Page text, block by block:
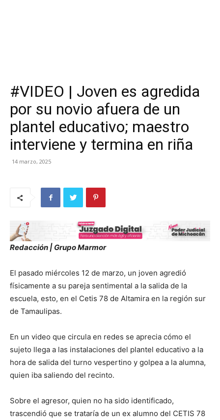
#VIDEO | Joven es agredida
por su novio afuera de un
plantel educativo; maestro
interviene y termina en riña
14 marzo, 2025
Redacción | Grupo Marmor
El pasado miércoles 12 de marzo, un joven agredió
físicamente a su pareja sentimental a la salida de la
escuela, esto, en el Cetis 78 de Altamira en la región sur
de Tamaulipas.
En un video que circula en redes se aprecia cómo el
sujeto llega a las instalaciones del plantel educativo a la
hora de salida del turno vespertino y golpea a la alumna,
quien iba saliendo del recinto.
Sobre el agresor, quien no ha sido identificado,
trascendió que se trataría de un ex alumno del CETIS 78